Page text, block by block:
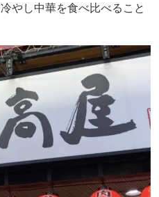
やし中華を食べ比べること